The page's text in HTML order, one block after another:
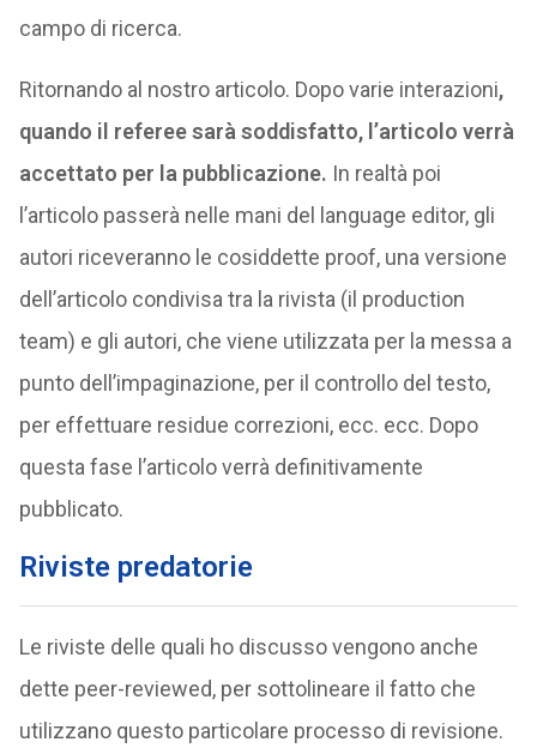
campo di ricerca.
Ritornando al nostro articolo. Dopo varie interazioni,
quando il referee sarà soddisfatto, l’articolo verrà
accettato per la pubblicazione. In realtà poi
l’articolo passerà nelle mani del language editor, gli
autori riceveranno le cosiddette proof, una versione
dell’articolo condivisa tra la rivista (il production
team) e gli autori, che viene utilizzata per la messa a
punto dell’impaginazione, per il controllo del testo,
per effettuare residue correzioni, ecc. ecc. Dopo
questa fase l’articolo verrà definitivamente
pubblicato.
Riviste predatorie
Le riviste delle quali ho discusso vengono anche
dette peer-reviewed, per sottolineare il fatto che
utilizzano questo particolare processo di revisione.